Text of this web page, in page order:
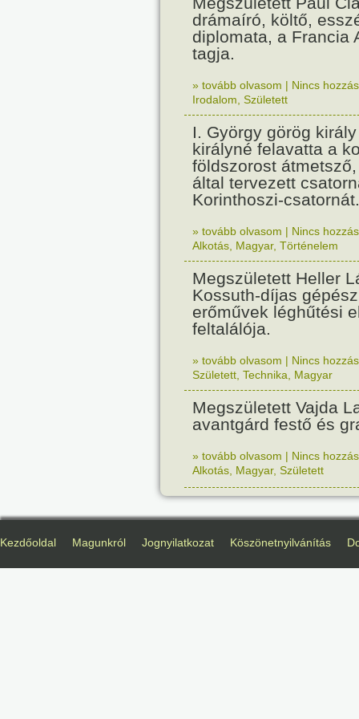
drámaíró, költő,
diplomata, a Francia
tagja.
» tovább olvasom | Nincs
Irodalom Született
I. György görög
királyné felavatta a
földszorost
által tervezett
Korinthoszi-csatornát.
» tovább olvasom | Nincs
Alkotás Magyar, Történelem
Megszületett Heller
Kossuth-díjas
erőművek léghűtési
feltalálója.
» tovább olvasom | Nincs
Született Technika Magyar
Megszületett Vajda
avantgárd festő és
» tovább olvasom | Nincs
Alkotás Magyar, Született
Kezdőoldal Magunkról Jognyilatkozat Köszönetnyilvánítás